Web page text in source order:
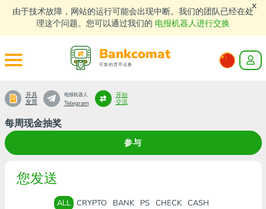
由于技术故障，网站的运行可能会出现中断。我们的团队已经在处
理这个问题。您可以通过我们的 电报机器人进行交换
x
Bankcomat
可靠的货币兑换
每周现金抽奖
参与
开具
发票
电报机器人
Telegram
开始
交流
您发送
ALL CRYPTO BANK PS CHECK CASH